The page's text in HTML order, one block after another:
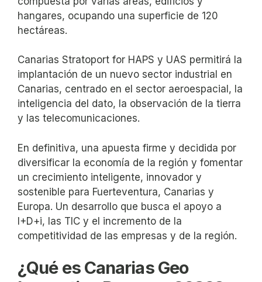
hangares, ocupando una superficie de 120
hectáreas.
Canarias Stratoport for HAPS y UAS permitirá la
implantación de un nuevo sector industrial en
Canarias, centrado en el sector aeroespacial, la
inteligencia del dato, la observación de la tierra
y las telecomunicaciones.
En definitiva, una apuesta firme y decidida por
diversificar la economía de la región y fomentar
un crecimiento inteligente, innovador y
sostenible para Fuerteventura, Canarias y
Europa. Un desarrollo que busca el apoyo a
I+D+i, las TIC y el incremento de la
competitividad de las empresas y de la región.
¿Qué es Canarias Geo